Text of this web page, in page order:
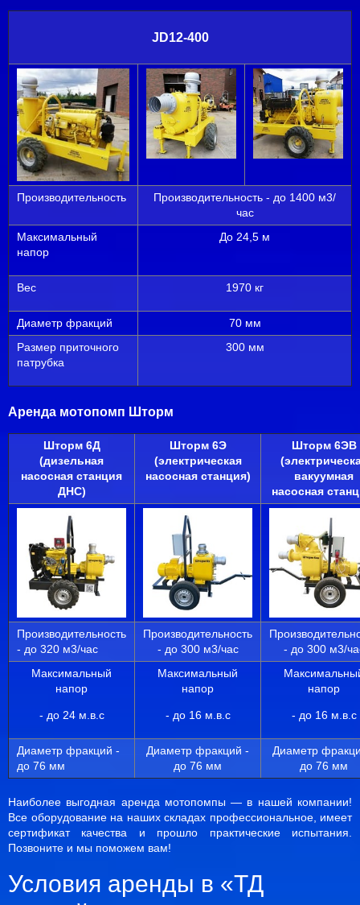
JD12-400
Производительность
Производительность - до 1400 м3/
час
Максимальный
напор
До 24,5 м
Вес 1970 кг
Диаметр фракций
70 мм
Размер приточного
патрубка
300 мм
Аренда мотопомп Шторм
Шторм 6Д
(дизельная
насосная станция
ДНС)
Шторм 6Э
(электрическая
насосная станция)
Шторм 6ЭВ
вакуумная
насосная
Производительность
- до 320 м3/час
Производительность
- до 300 м3/час
- до 300 м3/
Максимальный
напор
- до 24 м.в.с
Максимальный
напор
- до 16 м.в.с
напор
- до 16 м.в.с
Диаметр фракций -
до 76 мм
Диаметр фракций -
до 76 мм
Диаметр
до 76 мм
Наиболее выгодная аренда мотопомпы — в нашей компании!
Все оборудование на наших складах профессиональное, имеет
сертификат качества и прошло практические испытания.
Позвоните и мы поможем вам!
Условия аренды в «ТД